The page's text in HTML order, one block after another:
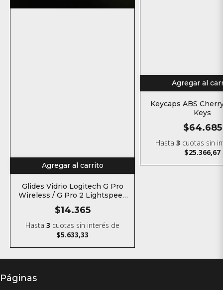
Agregar al carrito
Glides Vidrio Logitech G Pro
Wireless / G Pro 2 Lightspeed
Skates para mouse
$14.365
Hasta3 cuotas sin interés de
$5.633,33
Agregar al
Keycaps ABS
Keys
$64.685
Hasta3 cuotas sin
$25.366,67
Páginas